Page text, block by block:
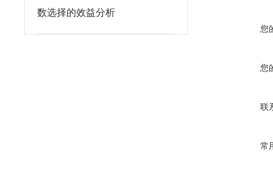
数选择的效益分析
您
您
联
常